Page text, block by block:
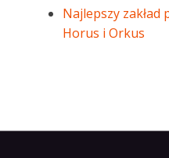
Najlepszy zakład
Horus i Orkus